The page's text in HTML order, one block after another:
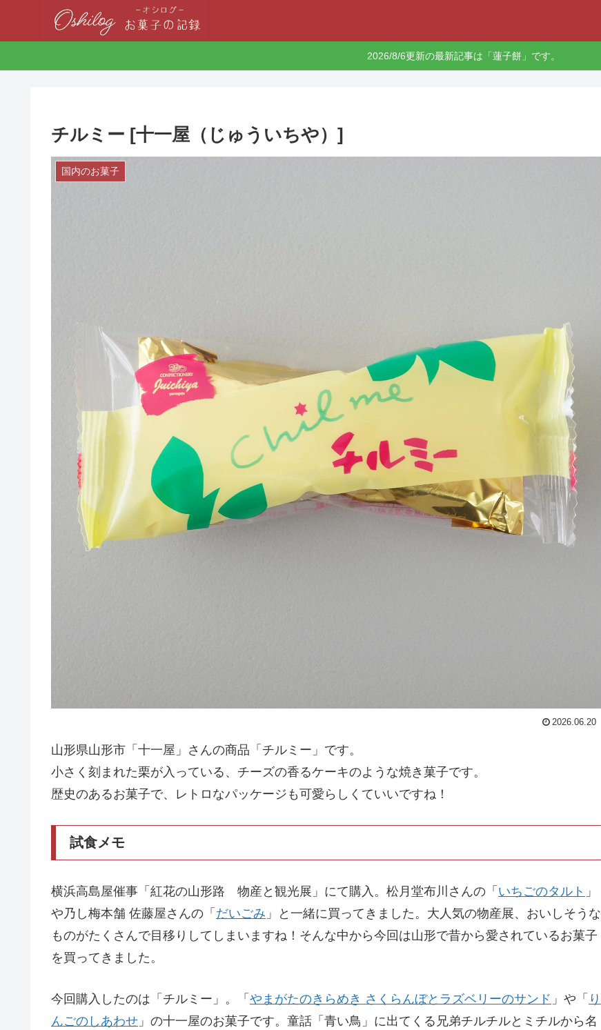
2026/8/6更新の最新記事は「蓮子餅」です。
チルミー [十一屋（じゅういちや）]
国内のお菓子
2026.06.20
山形県山形市「十一屋」さんの商品「チルミー」です。
小さく刻まれた栗が入っている、チーズの香るケーキのような焼き菓子です。
歴史のあるお菓子で、レトロなパッケージも可愛らしくていいですね！
試食メモ
横浜高島屋催事「紅花の山形路 物産と観光展」にて購入。松月堂布川さんの「 いちごのタルト 」
や乃し梅本舗 佐藤屋さんの「 だいごみ 」と一緒に買ってきました。大人気の物産展、おいしそうな
ものがたくさんで目移りしてしまいますね！そんな中から今回は山形で昔から愛されているお菓子
を買ってきました。
今回購入したのは「チルミー」。「 やまがたのきらめき さくらんぼとラズベリーのサンド 」や「 り
んごのしあわせ 」の十一屋のお菓子です。童話「青い鳥」に出てくる兄弟チルチルとミチルから名